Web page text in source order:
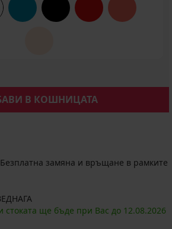
В КОШНИЦАТА
Безплатна замяна и връщане в рамките
стоката ще бъде при Вас до 12.08.2026